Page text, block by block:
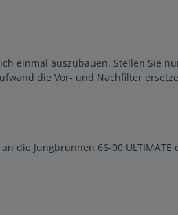
einmal auszubauen. Stellen Sie
die Vor- und Nachfilter
die Jungbrunnen 66-00